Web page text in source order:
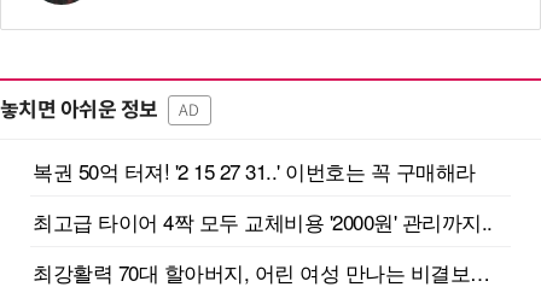
놓치면 아쉬운 정보 AD